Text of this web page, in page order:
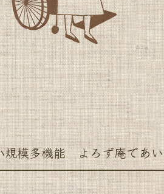
多機能 よろず庵であい